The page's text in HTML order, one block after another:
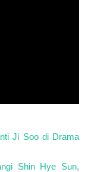
Ji Soo di Drama
Shin Hye Sun,